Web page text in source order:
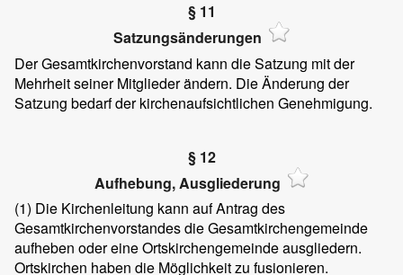
§ 11
Satzungsänderungen
Der Gesamtkirchenvorstand kann die Satzung mit der
Mehrheit seiner Mitglieder ändern. Die Änderung der
Satzung bedarf der kirchenaufsichtlichen Genehmigung.
§ 12
Aufhebung, Ausgliederung
(1) Die Kirchenleitung kann auf Antrag des
Gesamtkirchenvorstandes die Gesamtkirchengemeinde
aufheben oder eine Ortskirchengemeinde ausgliedern.
Ortskirchen haben die Möglichkeit zu fusionieren.